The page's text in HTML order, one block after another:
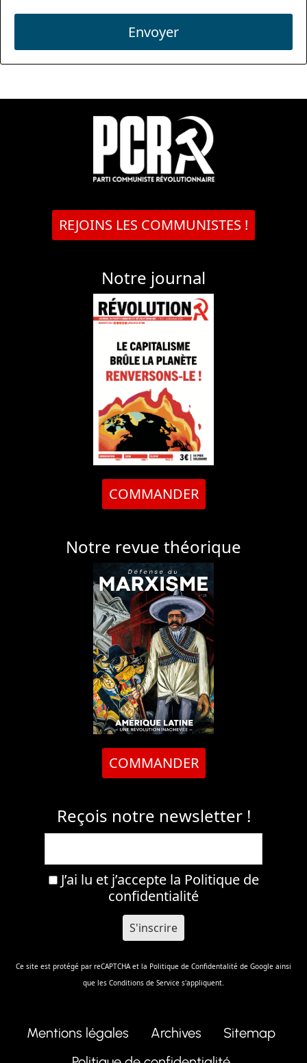
Envoyer
REJOINS LES COMMUNISTES !
Notre journal
COMMANDER
Notre revue théorique
COMMANDER
Reçois notre newsletter !
J’ai lu et j’accepte la Politique de
confidentialité
Ce site est protégé par reCAPTCHA et la Politique de Confidentalité de Google ainsi
que les Conditions de Service s'appliquent.
Mentions légales Archives
Sitemap